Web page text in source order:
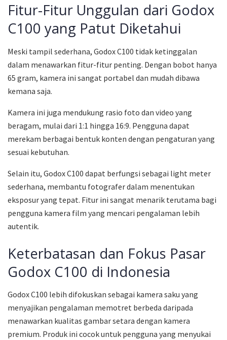
Fitur-Fitur Unggulan dari Godox
C100 yang Patut Diketahui
Meski tampil sederhana, Godox C100 tidak ketinggalan
dalam menawarkan fitur-fitur penting. Dengan bobot hanya
65 gram, kamera ini sangat portabel dan mudah dibawa
kemana saja.
Kamera ini juga mendukung rasio foto dan video yang
beragam, mulai dari 1:1 hingga 16:9. Pengguna dapat
merekam berbagai bentuk konten dengan pengaturan yang
sesuai kebutuhan.
Selain itu, Godox C100 dapat berfungsi sebagai light meter
sederhana, membantu fotografer dalam menentukan
eksposur yang tepat. Fitur ini sangat menarik terutama bagi
pengguna kamera film yang mencari pengalaman lebih
autentik.
Keterbatasan dan Fokus Pasar
Godox C100 di Indonesia
Godox C100 lebih difokuskan sebagai kamera saku yang
menyajikan pengalaman memotret berbeda daripada
menawarkan kualitas gambar setara dengan kamera
premium. Produk ini cocok untuk pengguna yang menyukai